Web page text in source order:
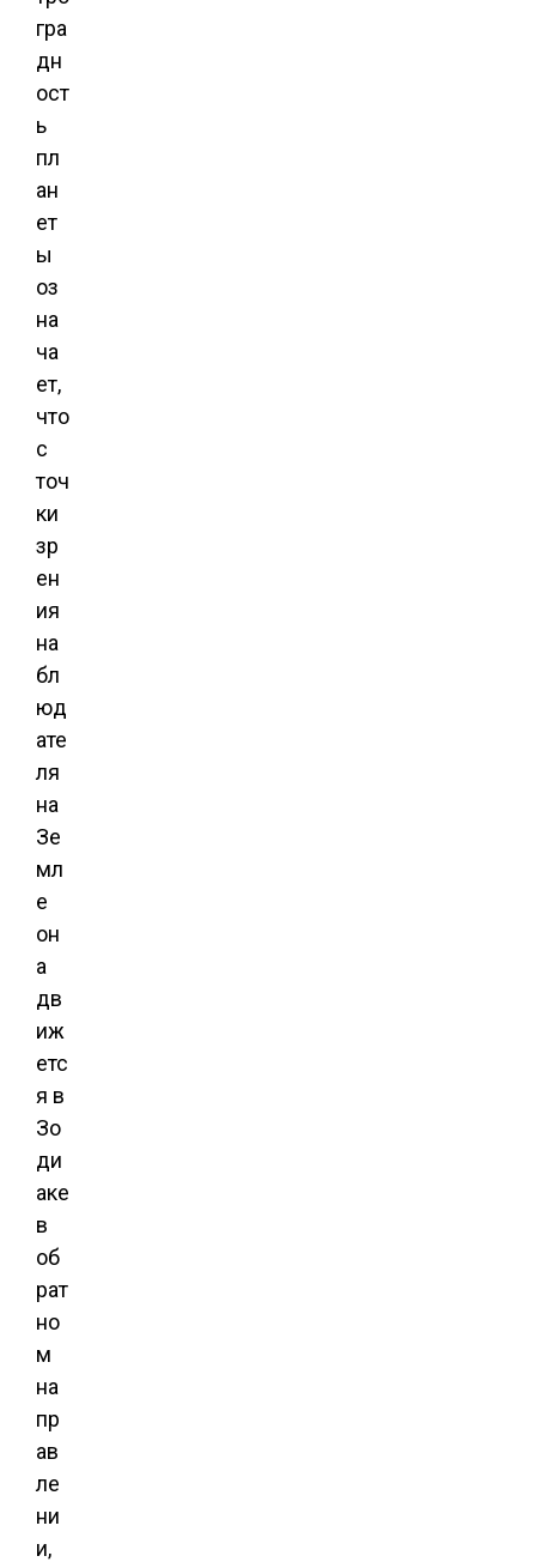
гра
дн
ост
ь
пл
ан
ет
ы
оз
на
ча
ет,
что
с
точ
ки
зр
ен
ия
на
бл
юд
ате
ля
на
Зе
мл
е
он
а
дв
иж
етс
я в
Зо
ди
аке
в
об
рат
но
м
на
пр
ав
ле
ни
и,